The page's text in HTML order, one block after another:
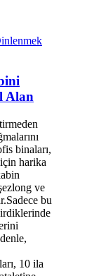
Alan
binaları,
harika
ve
bu
10 ila